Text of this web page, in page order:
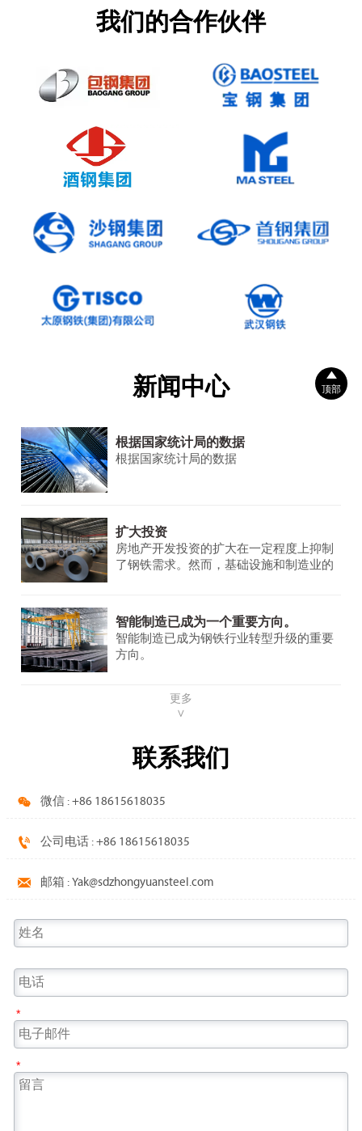
我们的合作伙伴
新闻中心
根据国家统计局的数据
根据国家统计局的数据
扩大投资
房地产开发投资的扩大在一定程度上抑制
了钢铁需求。然而，基础设施和制造业的
智能制造已成为一个重要方向。
智能制造已成为钢铁行业转型升级的重要
方向。
更多
∨
联系我们
 微信 : +86 18615618035
 公司电话 : +86 18615618035
 邮箱 : Yak@sdzhongyuansteel.com
*
*

顶部